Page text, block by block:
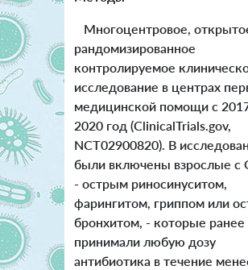
Многоцентровое,
рандомизированное
контролируемое
исследование в центрах
медицинской помощи с
2020 год (ClinicalTrials.gov,
NCT02900820). В
были включены взрослые
- острым риносинуситом,
фарингитом, гриппом или
бронхитом, - которые ранее
принимали любую дозу
антибиотика в течение